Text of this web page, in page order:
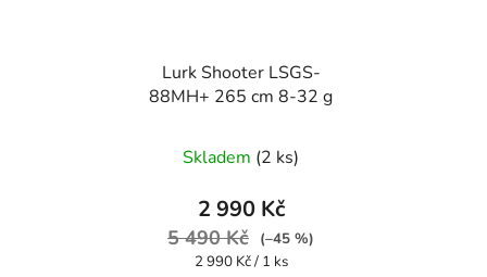
Lurk Shooter LSGS-
88MH+ 265 cm 8-32 g
Skladem (2 ks)
2 990 Kč
5 490 Kč
(–45 %)
Měrná
2 990 Kč / 1 ks